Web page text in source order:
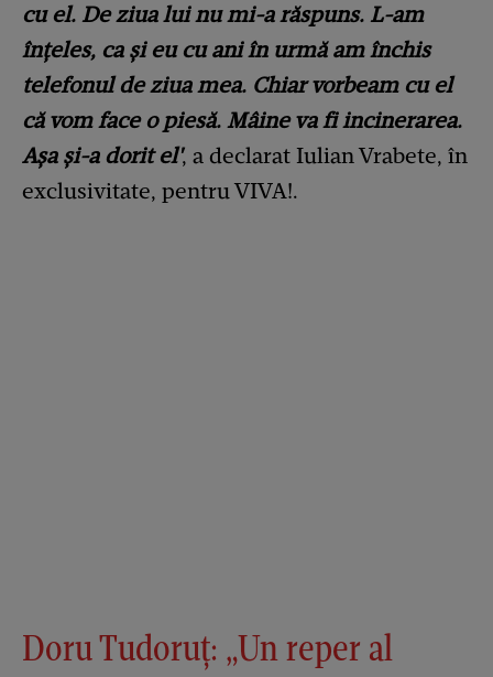
cu el. De ziua lui nu mi-a răspuns. L-am
înțeles, ca și eu cu ani în urmă am închis
telefonul de ziua mea. Chiar vorbeam cu el
că vom face o piesă. Mâine va fi incinerarea.
Așa și-a dorit el', a declarat Iulian Vrabete, în
exclusivitate, pentru VIVA!.
Doru Tudoruț: „Un reper al